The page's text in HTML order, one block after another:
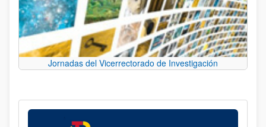
Jornadas del Vicerrectorado de Investigación